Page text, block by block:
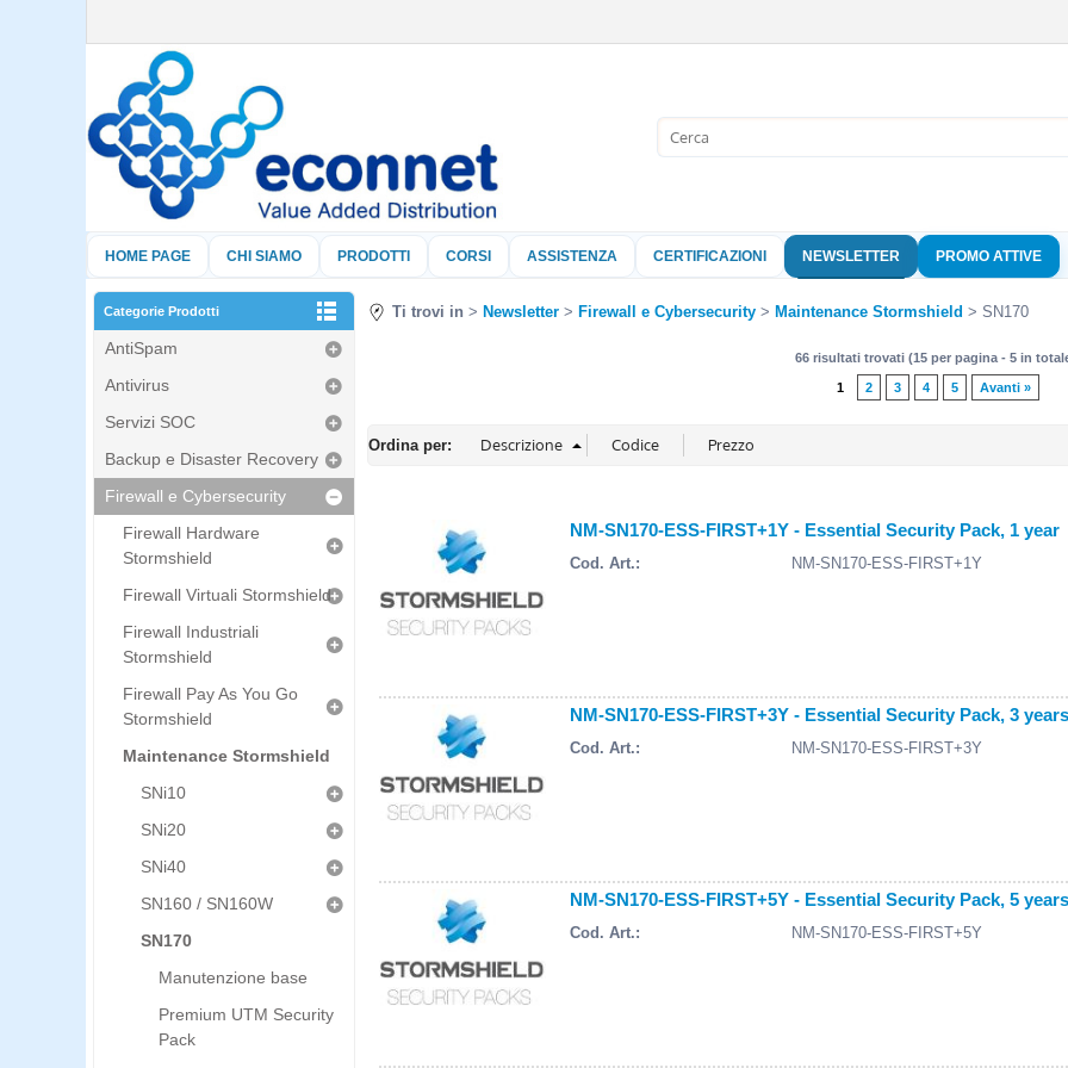
nome utente e
clicca sul
HOME PAGE CHI SIAMO PRODOTTI CORSI ASSISTENZA CERTIFICAZIONI NEWSLETTER PROMO ATTIVE
Categorie Prodotti
AntiSpam
Antivirus
Servizi SOC
Backup e Disaster Recovery
Firewall e Cybersecurity
Firewall Hardware
Stormshield
Firewall Virtuali Stormshield
Firewall Industriali
Stormshield
Firewall Pay As You Go
Stormshield
Maintenance Stormshield
SNi10
SNi20
SNi40
SN160 / SN160W
SN170
Manutenzione base
Premium UTM Security
Pack
Ti trovi in Newsletter Firewall e Cybersecurity Maintenance Stormshield SN170
66 risultati trovati (15 per pagina - 5 in
1 2 3 4 5 Avanti »
Ordina per:
NM-SN170-ESS-FIRST+1Y - Essential Security Pack, 1 year
Cod. Art.: NM-SN170-ESS-FIRST+1Y
NM-SN170-ESS-FIRST+3Y - Essential Security Pack, 3 years
Cod. Art.: NM-SN170-ESS-FIRST+3Y
NM-SN170-ESS-FIRST+5Y - Essential Security Pack, 5 years
Cod. Art.: NM-SN170-ESS-FIRST+5Y